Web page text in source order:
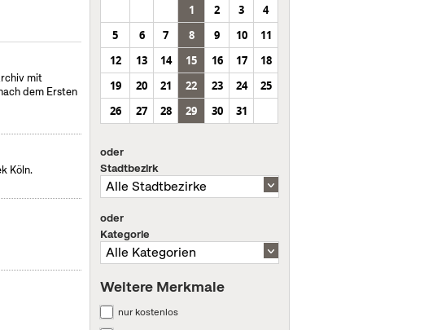
mit
dem Ersten
Köln.
1
2 3
4
5
6 7 8 9 10
11
12
13 14 15 16 17
18
19
20 21 22 23 24
25
26
27 28 29 30 31
oder
Stadtbezirk
oder
Kategorie
Weitere Merkmale
nur kostenlos